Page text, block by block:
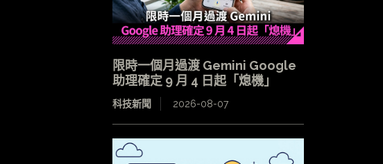
限時一個月過渡 Gemini Google
助理確定 9 月 4 日起「熄機」
科技新聞 2026-08-07